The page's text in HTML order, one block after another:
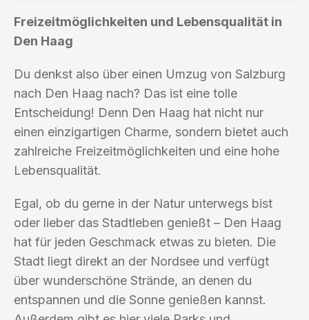
Freizeitmöglichkeiten und Lebensqualität in
Den Haag
Du denkst also über einen Umzug von Salzburg
nach Den Haag nach? Das ist eine tolle
Entscheidung! Denn Den Haag hat nicht nur
einen einzigartigen Charme, sondern bietet auch
zahlreiche Freizeitmöglichkeiten und eine hohe
Lebensqualität.
Egal, ob du gerne in der Natur unterwegs bist
oder lieber das Stadtleben genießt – Den Haag
hat für jeden Geschmack etwas zu bieten. Die
Stadt liegt direkt an der Nordsee und verfügt
über wunderschöne Strände, an denen du
entspannen und die Sonne genießen kannst.